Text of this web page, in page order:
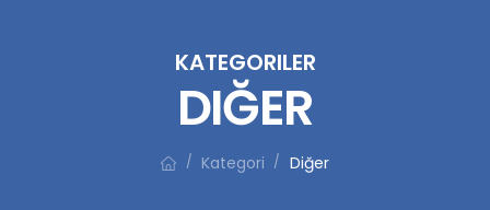
KATEGORILER
DIĞER
/ Kategori / Diğer